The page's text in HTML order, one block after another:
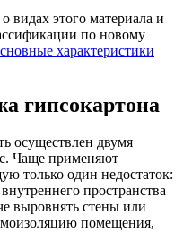
этого материала и
по новому
характеристики
гипсокартона
осуществлен двумя
Чаще применяют
только один недостаток:
пространства
выровнять стены или
помещения,